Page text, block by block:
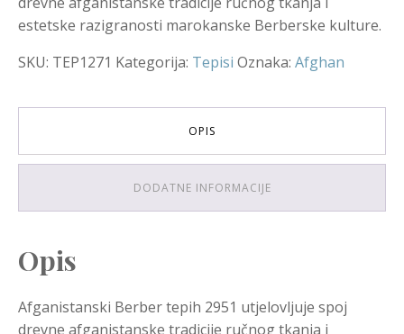
estetske razigranosti marokanske Berberske kulture.
SKU: TEP1271 Kategorija: Tepisi Oznaka: Afghan
OPIS
DODATNE INFORMACIJE
Opis
Afganistanski Berber tepih 2951 utjelovljuje spoj
drevne afganistanske tradicije ručnog tkanja i